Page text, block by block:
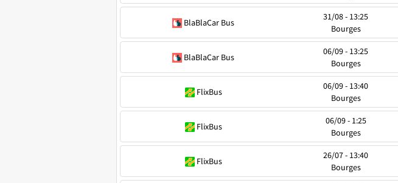
BlaBlaCar Bus
31/08 - 13:25
Bourges
BlaBlaCar Bus
06/09 - 13:25
Bourges
FlixBus
06/09 - 13:40
Bourges
FlixBus
06/09 - 1:25
Bourges
FlixBus
26/07 - 13:40
Bourges